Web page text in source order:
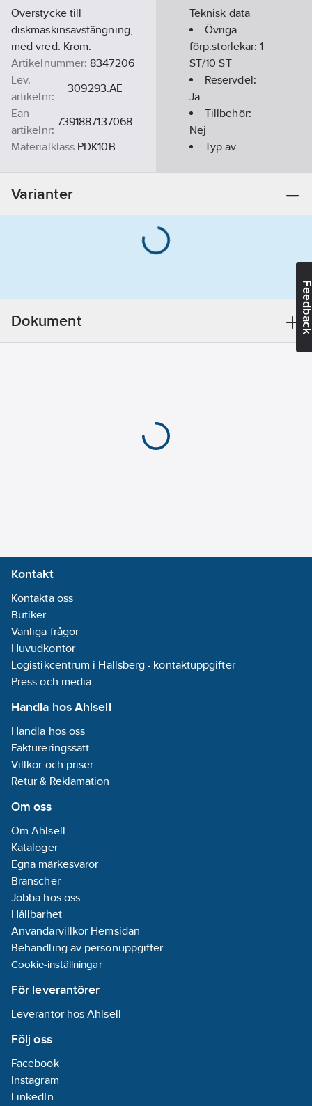
Överstycke till
diskmaskinsavstängning,
med vred. Krom.
Artikelnummer: 8347206
Lev.
artikelnr:
309293.AE
Ean
artikelnr:
7391887137068
Materialklass PDK10B
Teknisk data
Övriga
förp.storlekar:1
ST/10 ST
Reservdel:
Ja
Tillbehör:
Nej
Typ av
Med vred
REACH
REACH
Varianter
Dokument
Kontakt
Kontakta oss
Butiker
Vanliga frågor
Huvudkontor
Logistikcentrum i Hallsberg - kontaktuppgifter
Press och media
Handla hos Ahlsell
Handla hos oss
Faktureringssätt
Villkor och priser
Retur & Reklamation
Om oss
Om Ahlsell
Kataloger
Egna märkesvaror
Branscher
Jobba hos oss
Hållbarhet
Användarvillkor Hemsidan
Behandling av personuppgifter
Cookie-inställningar
För leverantörer
Leverantör hos Ahlsell
Följ oss
Facebook
Instagram
LinkedIn